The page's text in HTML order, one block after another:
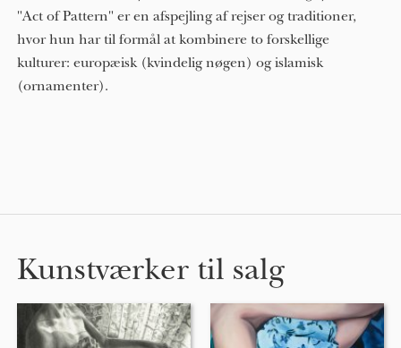
"Act of Pattern" er en afspejling af rejser og traditioner,
hvor hun har til formål at kombinere to forskellige
kulturer: europæisk (kvindelig nøgen) og islamisk
(ornamenter).
Kunstværker til salg